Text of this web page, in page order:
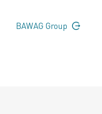
BAWAG Group